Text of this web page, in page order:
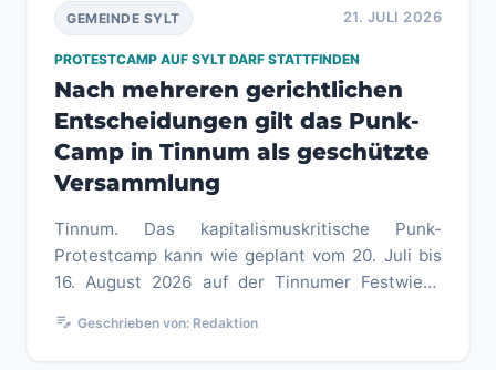
21. JULI 2026
GEMEINDE SYLT
PROTESTCAMP AUF SYLT DARF STATTFINDEN
Nach mehreren gerichtlichen
Entscheidungen gilt das Punk-
Camp in Tinnum als geschützte
Versammlung
Tinnum. Das kapitalismuskritische Punk-
Protestcamp kann wie geplant vom 20. Juli bis
16. August 2026 auf der Tinnumer Festwiese
edit_note Geschrieben von: Redaktion